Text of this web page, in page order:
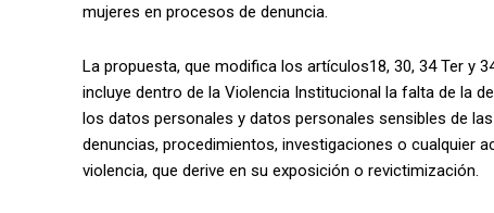
mujeres en procesos de denuncia.
La propuesta, que modifica los artículos18, 30, 34 Ter y
incluye dentro de la Violencia Institucional la falta de la
los datos personales y datos personales sensibles de
denuncias, procedimientos, investigaciones o cualquier
violencia, que derive en su exposición o revictimización.